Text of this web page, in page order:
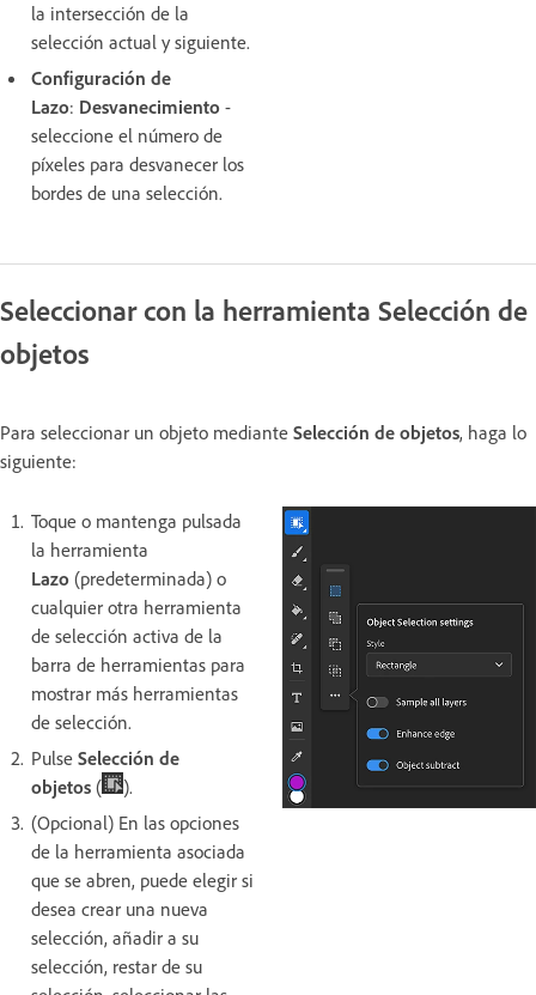
la intersección de la
selección actual y siguiente.
Configuración de
Lazo: Desvanecimiento -
seleccione el número de
píxeles para desvanecer los
bordes de una selección.
Seleccionar con la herramienta Selección de
objetos
Para seleccionar un objeto mediante Selección de objetos, haga lo
siguiente:
Toque o mantenga pulsada
la herramienta
Lazo (predeterminada) o
cualquier otra herramienta
de selección activa de la
barra de herramientas para
mostrar más herramientas
de selección.
Pulse Selección de
objetos (
).
(Opcional) En las opciones
de la herramienta asociada
que se abren, puede elegir si
desea crear una nueva
selección, añadir a su
selección, restar de su